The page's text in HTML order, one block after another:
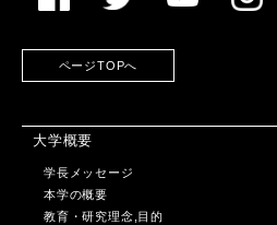
ページTOPへ
大学概要
学長メッセージ
本学の概要
教育・研究理念,目的